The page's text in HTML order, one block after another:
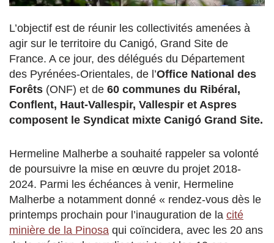
L’objectif est de réunir les collectivités amenées à
agir sur le territoire du Canigó, Grand Site de
France. A ce jour, des délégués du Département
des Pyrénées-Orientales, de l’Office National des
Forêts (ONF) et de 60 communes du Ribéral,
Conflent, Haut-Vallespir, Vallespir et Aspres
composent le Syndicat mixte Canigó Grand Site.
Hermeline Malherbe a souhaité rappeler sa volonté
de poursuivre la mise en œuvre du projet 2018-
2024. Parmi les échéances à venir, Hermeline
Malherbe a notamment donné « rendez-vous dès le
printemps prochain pour l’inauguration de la cité
minière de la Pinosa qui coïncidera, avec les 20 ans